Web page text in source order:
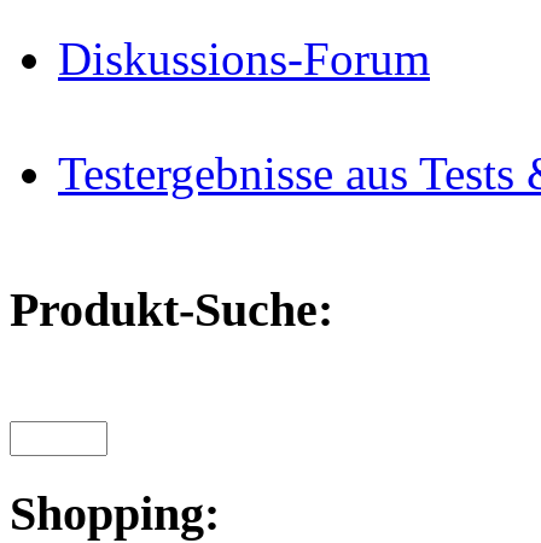
Diskussions-Forum
Testergebnisse aus
Produkt-Suche:
Shopping: